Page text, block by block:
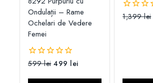
Ondulații – Rame
Ochelari de Vedere
Femei
0
599lei 499 lei
0
1,399lei